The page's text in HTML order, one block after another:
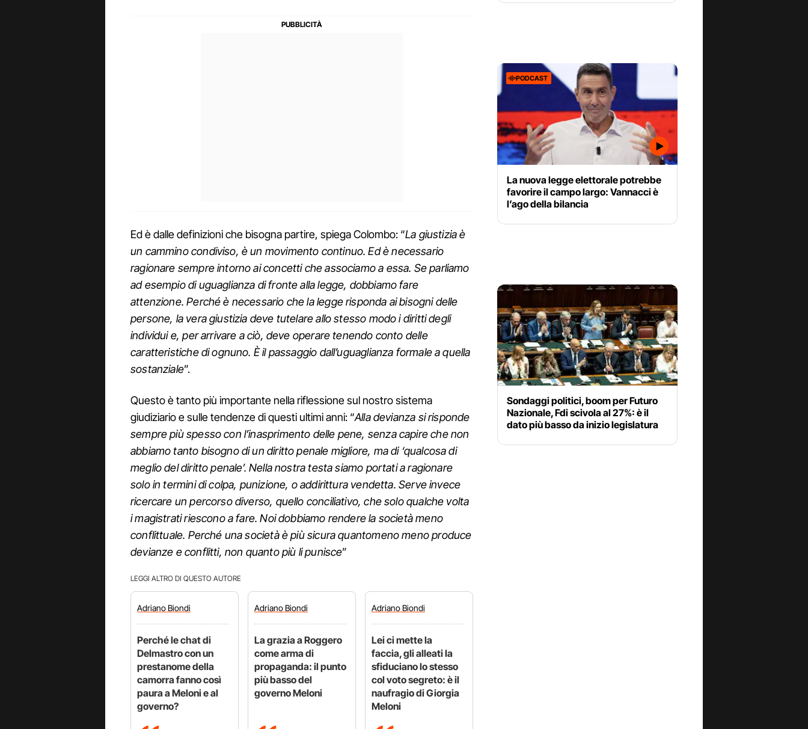
Ed è dalle definizioni che bisogna partire, spiega Colombo: “La giustizia è
un cammino condiviso, è un movimento continuo. Ed è necessario
ragionare sempre intorno ai concetti che associamo a essa. Se parliamo
ad esempio di uguaglianza di fronte alla legge, dobbiamo fare
attenzione. Perché è necessario che la legge risponda ai bisogni delle
persone, la vera giustizia deve tutelare allo stesso modo i diritti degli
individui e, per arrivare a ciò, deve operare tenendo conto delle
caratteristiche di ognuno. È il passaggio dall’uguaglianza formale a quella
sostanziale”.
Questo è tanto più importante nella riflessione sul nostro sistema
giudiziario e sulle tendenze di questi ultimi anni: “Alla devianza si risponde
sempre più spesso con l’inasprimento delle pene, senza capire che non
abbiamo tanto bisogno di un diritto penale migliore, ma di ‘qualcosa di
meglio del diritto penale’. Nella nostra testa siamo portati a ragionare
solo in termini di colpa, punizione, o addirittura vendetta. Serve invece
ricercare un percorso diverso, quello conciliativo, che solo qualche volta
i magistrati riescono a fare. Noi dobbiamo rendere la società meno
conflittuale. Perché una società è più sicura quantomeno meno produce
devianze e conflitti, non quanto più li punisce”
LEGGI ALTRO DI QUESTO AUTORE
AdrianoBiondi
Perché le chat di
Delmastro con un
prestanome della
camorra fanno così
paura a Meloni e al
governo?
AdrianoBiondi
La grazia a Roggero
come arma di
propaganda: il punto
più basso del
governo Meloni
AdrianoBiondi
Lei ci mette la
faccia, gli alleati la
sfiduciano lo stesso
col voto segreto: è il
naufragio di Giorgia
Meloni
PODCAST
La nuova legge elettorale potrebbe
favorire il campo largo: Vannacci è
l’ago della bilancia
Sondaggi politici, boom per Futuro
Nazionale, Fdi scivola al 27%: è il
dato più basso da inizio legislatura